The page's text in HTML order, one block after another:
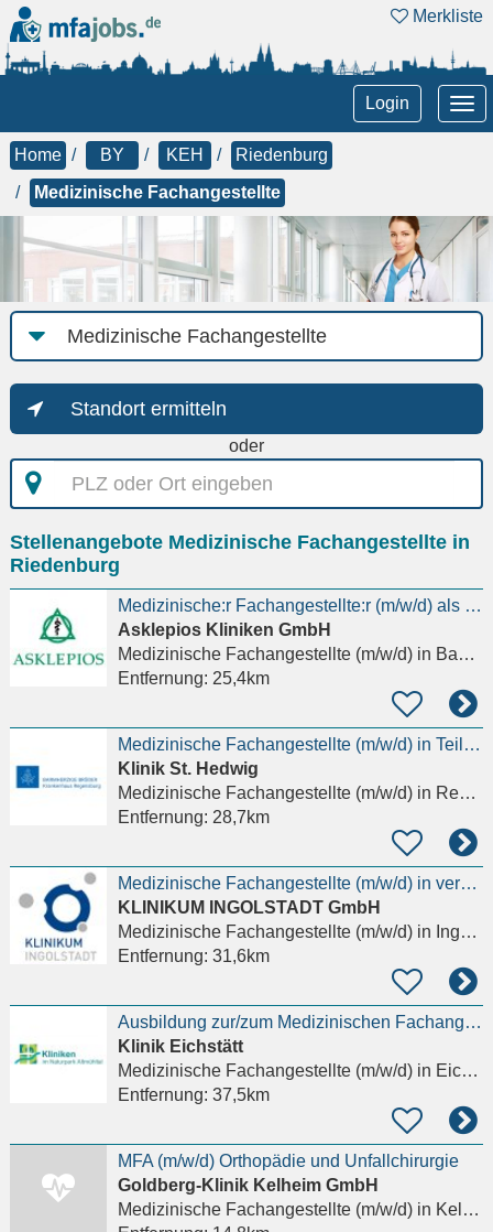
Merkliste
Login
Home BY KEH
Riedenburg
Medizinische Fachangestellte
Job-
Kategorie
Standort ermitteln
oder
PLZ
oder
eingeben
Stellenangebote Medizinische Fachangestellte in
Riedenburg
Medizinische:r Fachangestellte:r (m/w/d) als Teamassistenz für unseren Aufwachraum
Asklepios Kliniken GmbH
Medizinische Fachangestellte (m/w/d)in Bad Abbach
Entfernung: 25,4km
Medizinische Fachangestellte (m/w/d) in Teilzeit
Klinik St. Hedwig
Medizinische Fachangestellte (m/w/d)in Regensburg, Innenstadt
Entfernung: 28,7km
Medizinische Fachangestellte (m/w/d) in verschiedenen Bereichen
KLINIKUM INGOLSTADT GmbH
Medizinische Fachangestellte (m/w/d)in Ingolstadt
Entfernung: 31,6km
Ausbildung zur/zum Medizinischen Fachangestellten (m/w/d) 2027- Praktikum möglich
Klinik Eichstätt
Medizinische Fachangestellte (m/w/d)in Eichstätt
Entfernung: 37,5km
MFA (m/w/d) Orthopädie und Unfallchirurgie
Goldberg-Klinik Kelheim GmbH
Medizinische Fachangestellte (m/w/d)in Kelheim